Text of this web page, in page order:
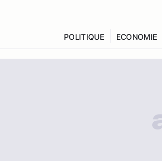
POLITIQUE ECONOMIE